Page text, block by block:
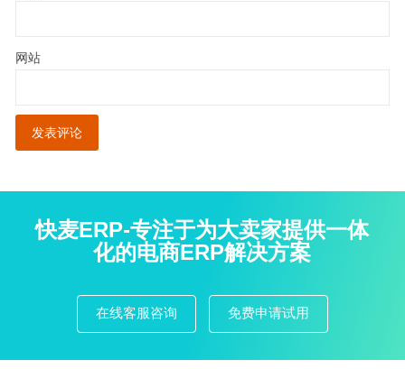
网站
快麦ERP-专注于为大卖家提供一体
化的电商ERP解决方案
在线客服咨询 免费申请试用